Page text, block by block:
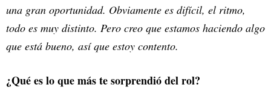
una gran oportunidad. Obviamente es difícil, el ritmo,
todo es muy distinto. Pero creo que estamos haciendo algo
que está bueno, así que estoy contento.
¿Qué es lo que más te sorprendió del rol?